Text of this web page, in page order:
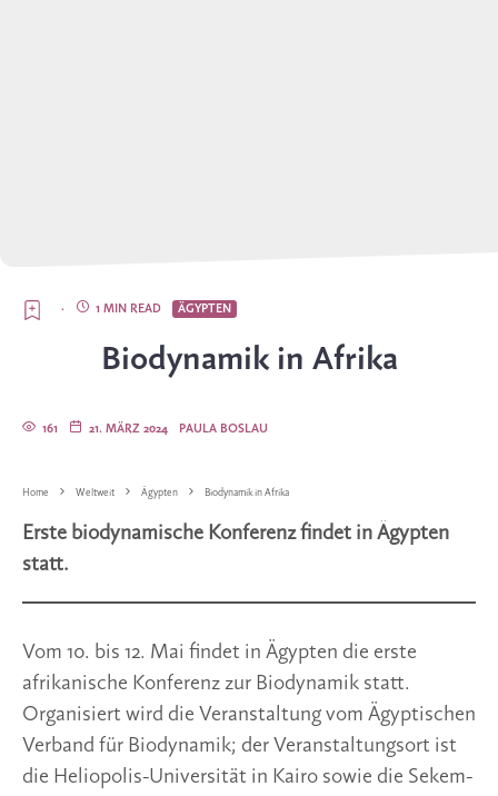
ÄGYPTEN
1 MIN READ
·
Biodynamik in Afrika
PAULA BOSLAU
21. MÄRZ 2024
161
Home Weltweit Ägypten Biodynamik in Afrika
Erste biodynamische Konferenz findet in Ägypten
statt.
Vom 10. bis 12. Mai findet in Ägypten die erste
afrikanische Konferenz zur Biodynamik statt.
Organisiert wird die Veranstaltung vom Ägyptischen
Verband für Biodynamik; der Veranstaltungsort ist
die Heliopolis-Universität in Kairo sowie die Sekem-